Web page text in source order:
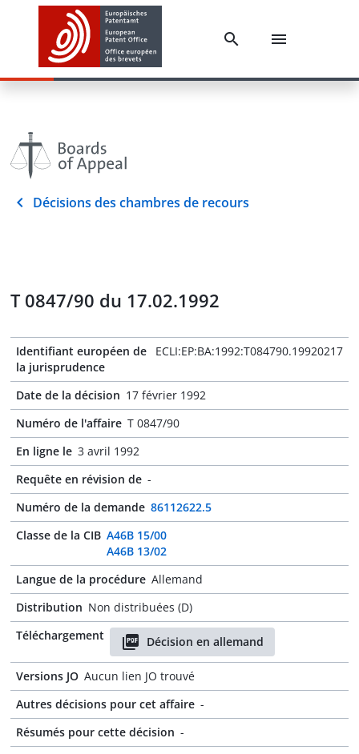
Décisions des chambres de recours
T 0847/90 du 17.02.1992
Identifiant européen de
la jurisprudence
ECLI:EP:BA:1992:T084790.19920217
Date de la décision 17 février 1992
Numéro de l'affaire T 0847/90
En ligne le 3 avril 1992
Requête en révision de -
Numéro de la demande 86112622.5
Classe de la CIB A46B 15/00
A46B 13/02
Langue de la procédure Allemand
Distribution Non distribuées (D)
Téléchargement
Décision en allemand
Versions JO Aucun lien JO trouvé
Autres décisions pour cet affaire -
Résumés pour cette décision -